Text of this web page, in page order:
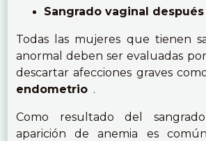
Sangrado vaginal
Todas las mujeres que tienen
anormal deben ser evaluadas
descartar afecciones graves
endometrio .
Como resultado del
aparición de anemia es